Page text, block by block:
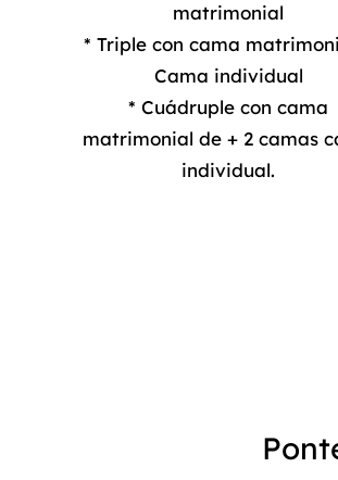
matrimonial
* Triple con cama
Cama individual
* Cuádruple con cama
matrimonial de + 2 camas
individual.